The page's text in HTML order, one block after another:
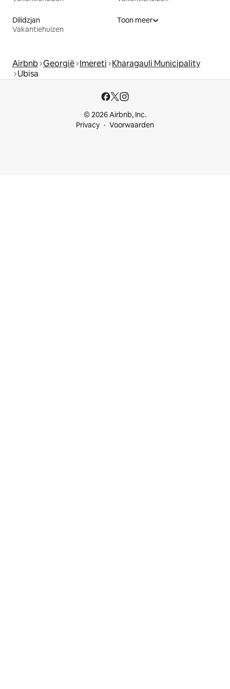
Dilidzjan
Vakantiehuizen
Toon meer
Airbnb Georgië Imereti Kharagauli Municipality
Ubisa
© 2026 Airbnb, Inc.
Privacy
Voorwaarden